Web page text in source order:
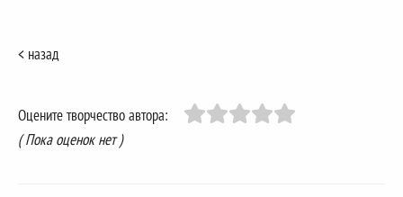
< назад
Оцените творчество автора:
( Пока оценок нет )